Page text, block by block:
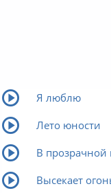
Я люблю
Лето юности
В прозрачной
Высекает